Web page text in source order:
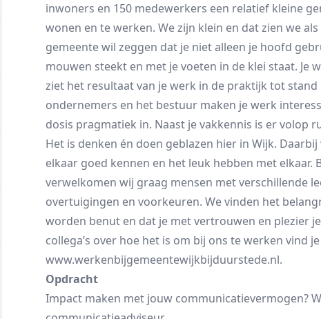
inwoners en 150 medewerkers een relatief kleine
wonen en te werken. We zijn klein en dat zien we
gemeente wil zeggen dat je niet alleen je hoofd
mouwen steekt en met je voeten in de klei staat. Je
ziet het resultaat van je werk in de praktijk tot
ondernemers en het bestuur maken je werk
dosis pragmatiek in. Naast je vakkennis is er volop
Het is denken én doen geblazen hier in Wijk.
elkaar goed kennen en het leuk hebben met elkaar.
verwelkomen wij graag mensen met verschillende
overtuigingen en voorkeuren. We vinden het
worden benut en dat je met vertrouwen en plezier
collega’s over hoe het is om bij ons te werken vind
www.werkenbijgemeentewijkbijduurstede.nl.
Opdracht
Impact maken met jouw communicatievermogen?